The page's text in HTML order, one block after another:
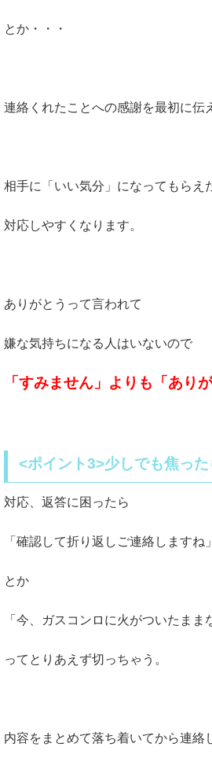
とか・・・
連絡くれたことへの感謝を最初に伝
相手に「いい気分」になってもらえ
対応しやすくなります。
ありがとうって言われて
嫌な気持ちになる人はいないので
「すみません」よりも「あり
<ポイント3>少しでも焦っ
対応、返答に困ったら
「確認して折り返しご連絡しますね」
とか
「今、ガスコンロに火がついたまま
ってとりあえず切っちゃう。
内容をまとめて落ち着いてから連絡